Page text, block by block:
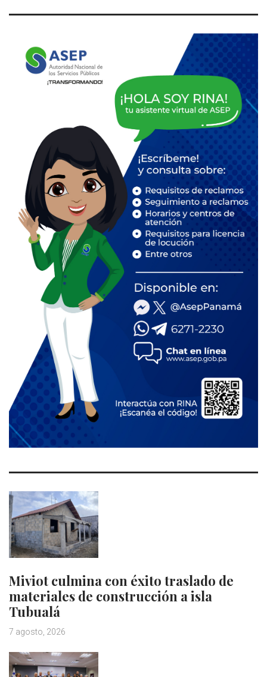
Miviot culmina con éxito traslado de
materiales de construcción a isla
Tubualá
7 agosto, 2026